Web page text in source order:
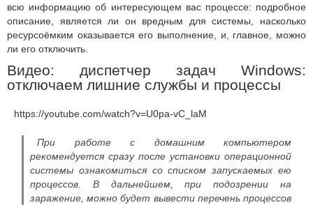
всю информацию об интересующем вас процессе: подробное
описание, является ли он вредным для системы, насколько
ресурсоёмким оказывается его выполнение, и, главное, можно
ли его отключить.
Видео: диспетчер задач Windows:
отключаем лишние службы и процессы
https://youtube.com/watch?v=U0pa-vC_laM
При работе с домашним компьютером
рекомендуется сразу после установки операционной
системы ознакомиться со списком запускаемых ею
процессов. В дальнейшем, при подозрении на
заражение, можно будет вывести перечень процессов